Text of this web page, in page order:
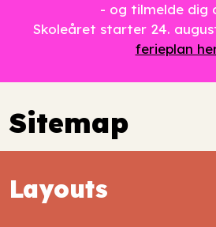
- og tilmelde dig
Skoleåret starter 24.
ferieplan
Sitemap
Layouts